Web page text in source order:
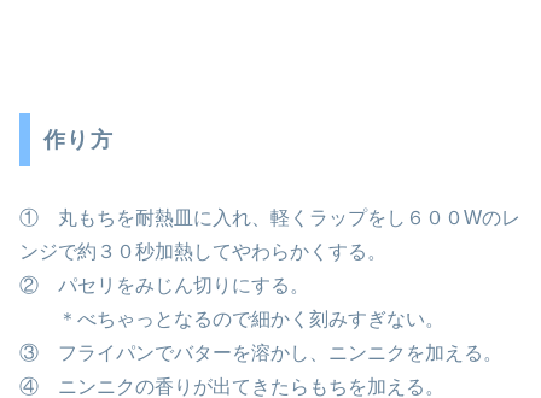
作り方
① 丸もちを耐熱皿に入れ、軽くラップをし６００Wのレ
ンジで約３０秒加熱してやわらかくする。
② パセリをみじん切りにする。
＊べちゃっとなるので細かく刻みすぎない。
③ フライパンでバターを溶かし、ニンニクを加える。
④ ニンニクの香りが出てきたらもちを加える。